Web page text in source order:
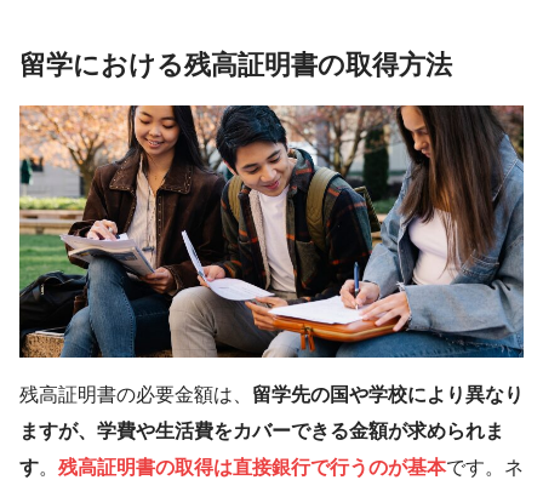
留学における残高証明書の取得方法
残高証明書の必要金額は、 留学先の国や学校により異なり
ますが、学費や生活費をカバーできる金額が求められま
す。 残高証明書の取得は直接銀行で行うのが基本です。ネ